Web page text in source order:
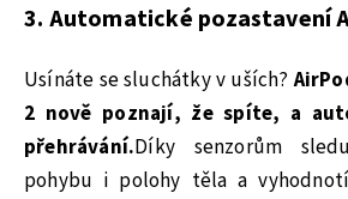
3. Automatické pozastavení
Usínáte se sluchátky v uších?
2 nově poznají, že spíte, a
přehrávání.Díky senzorům
pohybu i polohy těla a